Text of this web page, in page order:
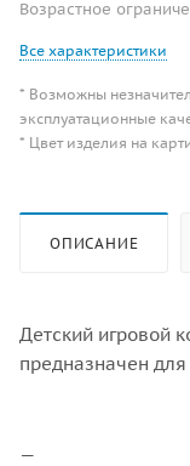
Возрастное
Все характеристики
* Возможны
эксплуатационные
* Цвет изделия на
ОПИСАНИЕ
Детский игровой
предназначен